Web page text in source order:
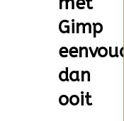
Gimp
dan
ooit